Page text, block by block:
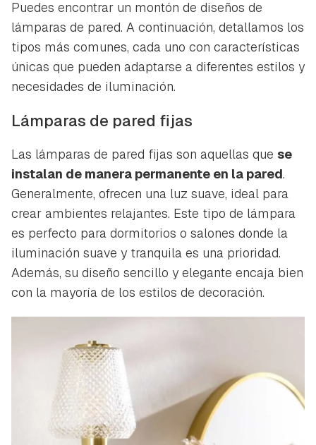
Puedes encontrar un montón de diseños de
lámparas de pared. A continuación, detallamos los
tipos más comunes, cada uno con características
únicas que pueden adaptarse a diferentes estilos y
necesidades de iluminación.
Lámparas de pared fijas
Las lámparas de pared fijas son aquellas que se
instalan de manera permanente en la pared.
Generalmente, ofrecen una luz suave, ideal para
crear ambientes relajantes. Este tipo de lámpara
es perfecto para dormitorios o salones donde la
iluminación suave y tranquila es una prioridad.
Además, su diseño sencillo y elegante encaja bien
con la mayoría de los estilos de decoración.